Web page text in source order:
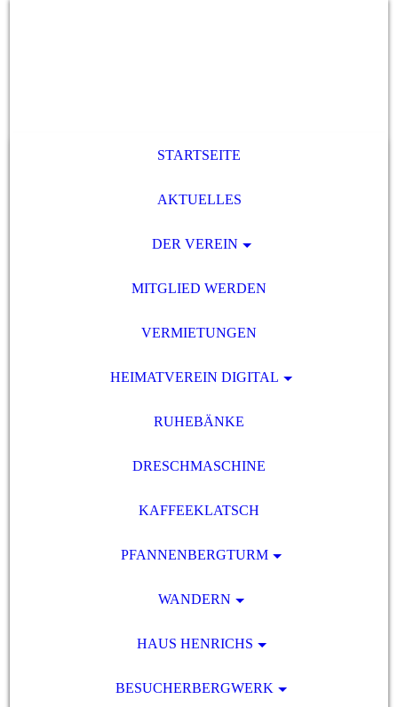
STARTSEITE
AKTUELLES
DER VEREIN
MITGLIED WERDEN
VERMIETUNGEN
HEIMATVEREIN DIGITAL
RUHEBÄNKE
DRESCHMASCHINE
KAFFEEKLATSCH
PFANNENBERGTURM
WANDERN
HAUS HENRICHS
BESUCHERBERGWERK